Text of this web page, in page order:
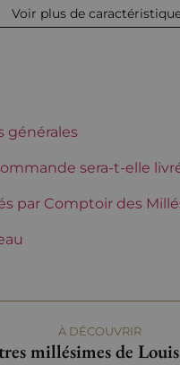
Parfait
À
Louis
Voir plus de
générales
sera-t-elle
par Comptoir des
À DÉCOUVRIR
millésimes de